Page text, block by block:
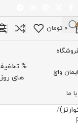
0 تومان
واچ
ما
%
های روز